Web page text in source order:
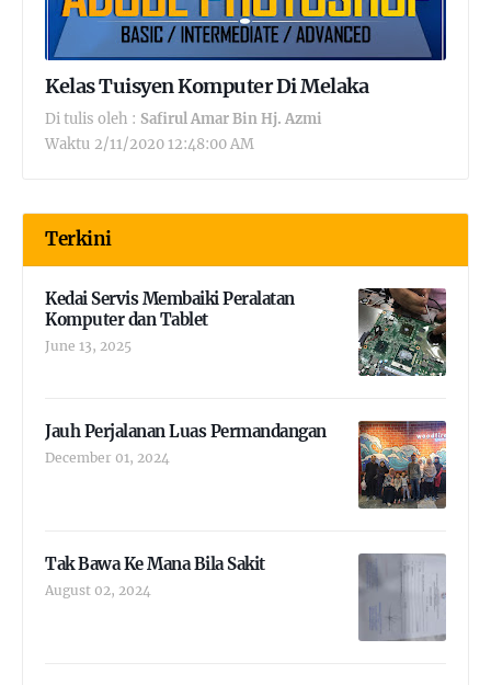
Kelas Tuisyen Komputer Di Melaka
Di tulis oleh : Safirul Amar Bin Hj. Azmi
Waktu 2/11/2020 12:48:00 AM
Terkini
Kedai Servis Membaiki Peralatan
Komputer dan Tablet
June 13, 2025
Jauh Perjalanan Luas Permandangan
December 01, 2024
Tak Bawa Ke Mana Bila Sakit
August 02, 2024